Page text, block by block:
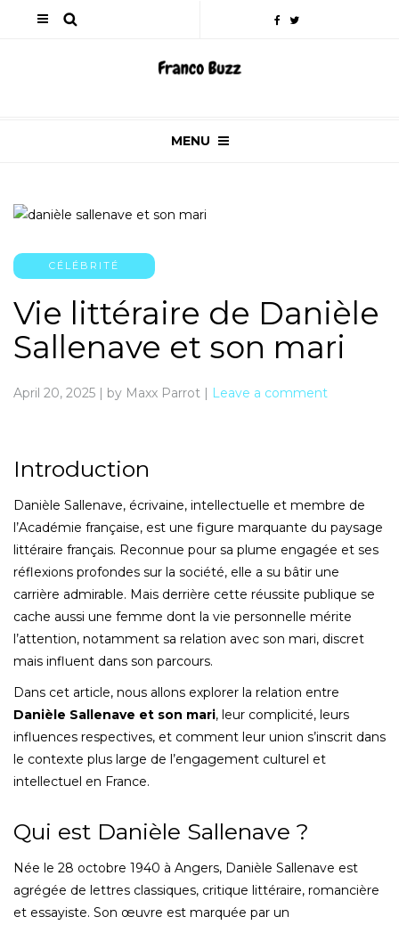
MENU
CÉLÉBRITÉ
Vie littéraire de Danièle
Sallenave et son mari
April 20, 2025 | by Maxx Parrot | Leave a comment
Introduction
Danièle Sallenave, écrivaine, intellectuelle et membre de
l’Académie française, est une figure marquante du paysage
littéraire français. Reconnue pour sa plume engagée et ses
réflexions profondes sur la société, elle a su bâtir une
carrière admirable. Mais derrière cette réussite publique se
cache aussi une femme dont la vie personnelle mérite
l’attention, notamment sa relation avec son mari, discret
mais influent dans son parcours.
Dans cet article, nous allons explorer la relation entre
Danièle Sallenave et son mari, leur complicité, leurs
influences respectives, et comment leur union s’inscrit dans
le contexte plus large de l’engagement culturel et
intellectuel en France.
Qui est Danièle Sallenave ?
Née le 28 octobre 1940 à Angers, Danièle Sallenave est
agrégée de lettres classiques, critique littéraire, romancière
et essayiste. Son œuvre est marquée par un